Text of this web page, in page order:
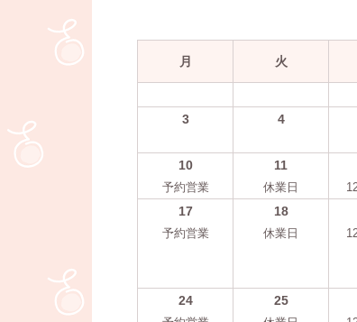
月 火
3
4
10
予約営業
11
休業日
17
予約営業
18
休業日
24 25